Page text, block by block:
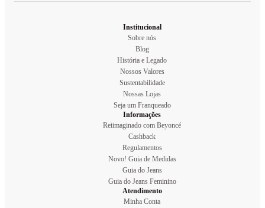
Institucional
Sobre nós
Blog
História e Legado
Nossos Valores
Sustentabilidade
Nossas Lojas
Seja um Franqueado
Informações
Reiimaginado com Beyoncé
Cashback
Regulamentos
Novo! Guia de Medidas
Guia do Jeans
Guia do Jeans Feminino
Atendimento
Minha Conta